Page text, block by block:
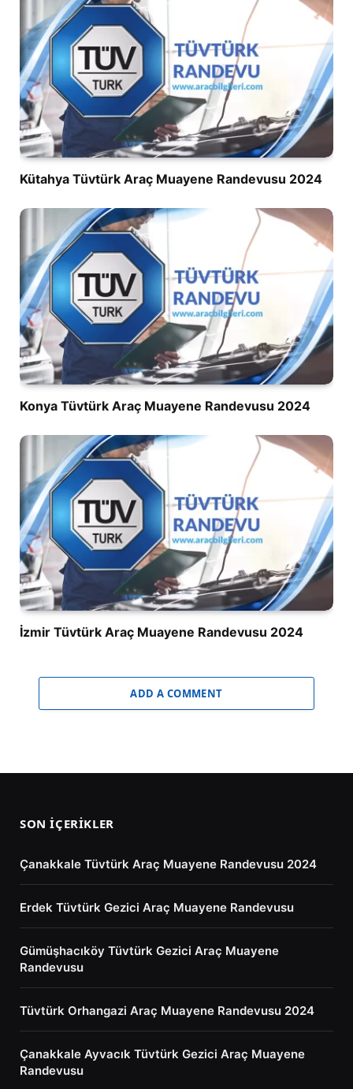
Kütahya Tüvtürk Araç Muayene Randevusu 2024
Konya Tüvtürk Araç Muayene Randevusu 2024
İzmir Tüvtürk Araç Muayene Randevusu 2024
ADD A COMMENT
SON İÇERIKLER
Çanakkale Tüvtürk Araç Muayene Randevusu 2024
Erdek Tüvtürk Gezici Araç Muayene Randevusu
Gümüşhacıköy Tüvtürk Gezici Araç Muayene
Randevusu
Tüvtürk Orhangazi Araç Muayene Randevusu 2024
Çanakkale Ayvacık Tüvtürk Gezici Araç Muayene
Randevusu